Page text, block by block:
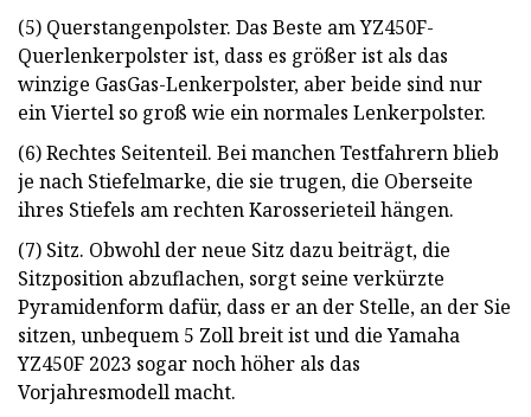
(5) Querstangenpolster. Das Beste am YZ450F-
Querlenkerpolster ist, dass es größer ist als das
winzige GasGas-Lenkerpolster, aber beide sind nur
ein Viertel so groß wie ein normales Lenkerpolster.
(6) Rechtes Seitenteil. Bei manchen Testfahrern blieb
je nach Stiefelmarke, die sie trugen, die Oberseite
ihres Stiefels am rechten Karosserieteil hängen.
(7) Sitz. Obwohl der neue Sitz dazu beiträgt, die
Sitzposition abzuflachen, sorgt seine verkürzte
Pyramidenform dafür, dass er an der Stelle, an der Sie
sitzen, unbequem 5 Zoll breit ist und die Yamaha
YZ450F 2023 sogar noch höher als das
Vorjahresmodell macht.